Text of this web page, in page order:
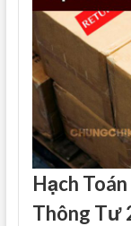
Hạch
Thông Tư